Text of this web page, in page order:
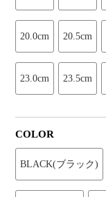
20.0cm 20.5cm
23.0cm 23.5cm
COLOR
BLACK(ブラック)